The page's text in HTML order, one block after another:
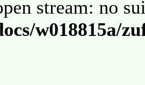
stream: no
w018815a/